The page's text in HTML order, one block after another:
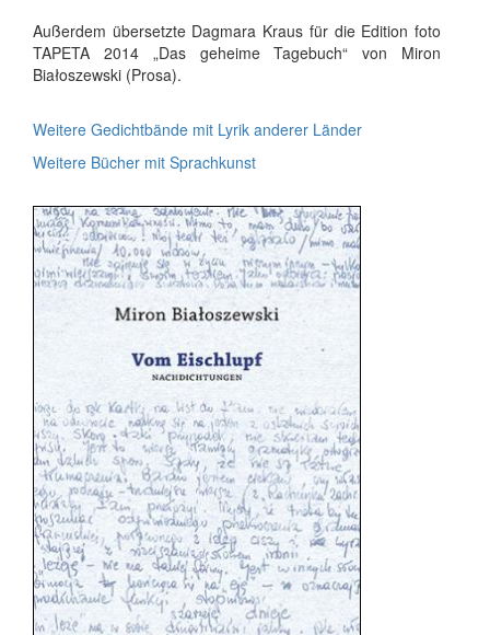
Außerdem übersetzte Dagmara Kraus für die Edition foto
TAPETA 2014 „Das geheime Tagebuch“ von Miron
Białoszewski (Prosa).
Weitere Gedichtbände mit Lyrik anderer Länder
Weitere Bücher mit Sprachkunst